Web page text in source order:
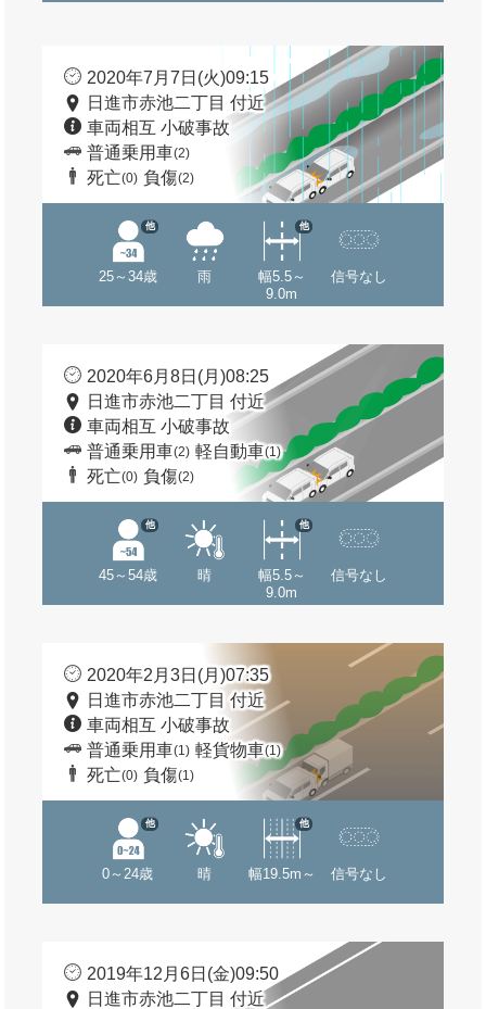
2020年7月7日(火)09:15
日進市赤池二丁目 付近
車両相互 小破事故
普通乗用車(2)
死亡(0) 負傷(2)
25～34歳
他
雨
幅5.5～
9.0m
他
信号なし
2020年6月8日(月)08:25
日進市赤池二丁目 付近
車両相互 小破事故
普通乗用車(2) 軽自動車(1)
死亡(0) 負傷(2)
45～54歳
他
晴
幅5.5～
9.0m
他
信号なし
2020年2月3日(月)07:35
日進市赤池二丁目 付近
車両相互 小破事故
普通乗用車(1) 軽貨物車(1)
死亡(0) 負傷(1)
0～24歳
他
晴 幅19.5m～
他
信号なし
2019年12月6日(金)09:50
日進市赤池二丁目 付近